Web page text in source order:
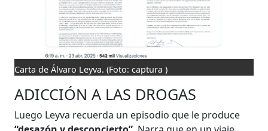
Carta de Álvaro Leyva. (Foto: captura )
ADICCIÓN A LAS DROGAS
Luego Leyva recuerda un episodio que le produce